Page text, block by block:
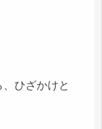
、ひざかけと